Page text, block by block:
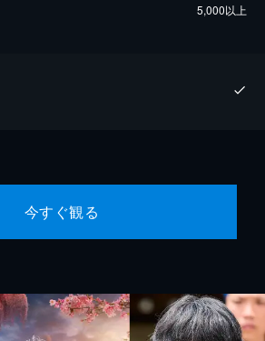
5,000以上
今すぐ観る